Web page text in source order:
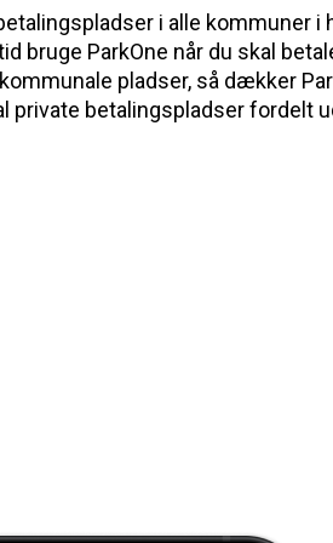
i alle kommuner i
bruge ParkOne når du skal
pladser, så dækker
private betalingspladser fordelt